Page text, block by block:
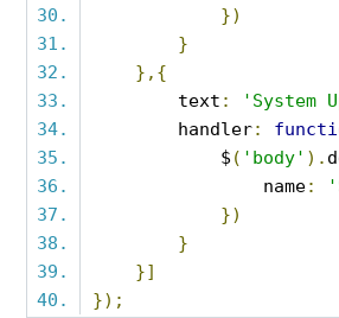
})
}
},{
        text
: 'System
        handler
:
            $
( 'body' ).
                name
:
})
}
}]
});